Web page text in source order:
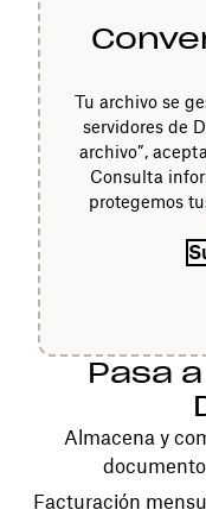
Tu archivo se
servidores de
archivo”,
Consulta
protegemos
Pasa
Almacena y
Elegir tu ciclo de
Facturación